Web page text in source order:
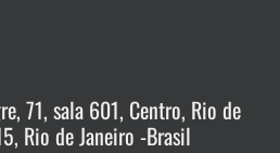
71, sala 601, Centro, Rio de
Rio de Janeiro -Brasil